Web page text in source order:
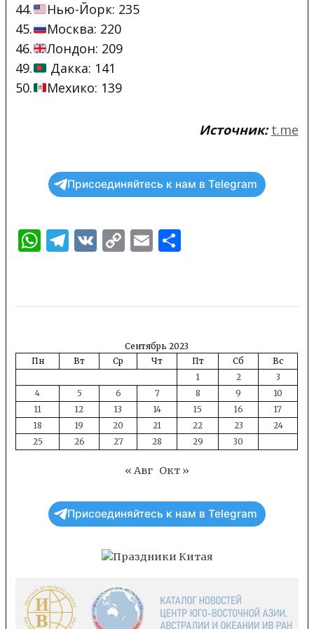
44.
Нью-Йорк: 235
45.
Москва: 220
46.
Лондон: 209
49.
Дакка: 141
50.
Мехико: 139
Источник: t.me
Присоединяйтесь к нам в Telegram
WhatsApp
Telegram
VKCopyEmail
Сентябрь 2023
Пн
Вт Ср Чт Пт Сб
Вс
1
2
3
4
5 6 7 8 9
10
11
12 13 14 15 16
17
18
19 20 21 22 23
24
25
26 27 28 29 30
« Авг Окт »
Присоединяйтесь к нам в Telegram